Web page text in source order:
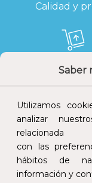
Saber
Utilizamos
analizar
relacionada
con las
hábitos de
información y
Calidad y
Atención al